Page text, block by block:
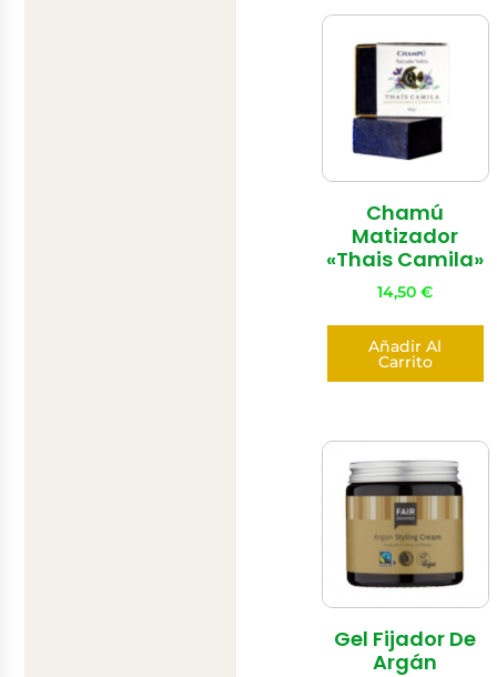
Chamú
Matizador
«Thais Camila»
14,50€
Añadir Al
Carrito
Gel Fijador De
Argán